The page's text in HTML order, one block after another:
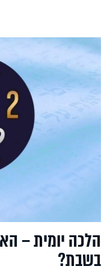
הלכה יומית –
בשבת?